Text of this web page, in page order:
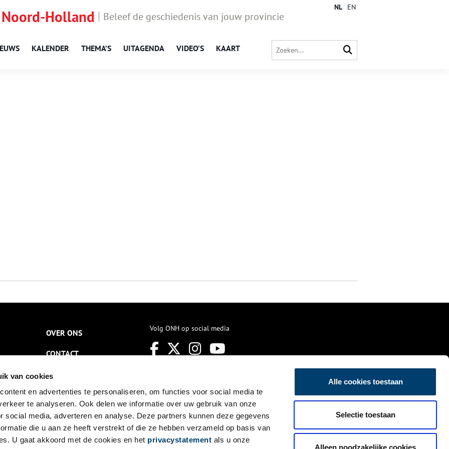
van cookies
en advertenties te personaliseren, om functies voor social media te
te analyseren. Ook delen we informatie over uw gebruik van onze
social media, adverteren en analyse. Deze partners kunnen deze gegevens
die u aan ze heeft verstrekt of die ze hebben verzameld op basis van
U gaat akkoord met de cookies en het privacystatement als u onze
Alle cookies toestaan
Selectie toestaan
Alleen noodzakelijke cookies
Holland Beleef de geschiedenis van jouw provincie
KALENDER THEMA’S UITAGENDA VIDEO’S KAART
NL EN
OVER ONS
CONTACT
NIEUWSBRIEF
DISCLAIMER
PRIVACY
TOEGANKELIJKHEID
Volg ONH op social media